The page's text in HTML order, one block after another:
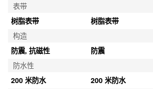
表带
树脂表带
树脂表带
构造
防震, 抗磁性
防震
防水性
200 米防水
200 米防水